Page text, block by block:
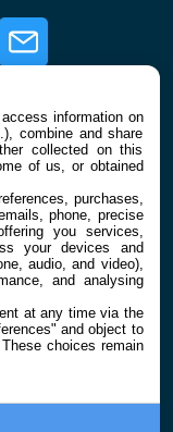
RSS Newsletter
information on
combine and share
collected on this
of us, or obtained
purchases,
phone, precise
you services,
your devices and
audio, and video),
and analysing
at any time via the
and object to
choices remain